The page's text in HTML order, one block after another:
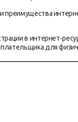
преимущества
в интернет-
для